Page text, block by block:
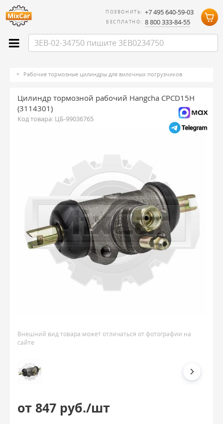
ПОЗВОНИТЬ: +7 495 640-59-03
БЕСПЛАТНО: 8 800 333-84-55
Рабочие тормозные цилиндры для вилочных погрузчиков
Цилиндр тормозной рабочий Hangcha CPCD15H
(3114301)
Код товара: ЦБ-99036765
Внешний вид товара может отличаться от фотографии на
сайте
от 847 руб./шт